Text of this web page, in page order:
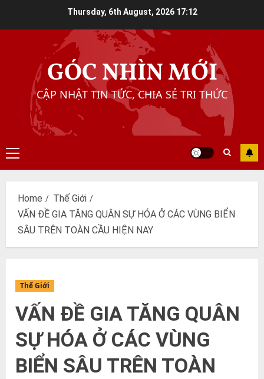
Thursday, 6th August, 2026 17:12
GÓC NHÌN MỚI
CẬP NHẬT TIN TỨC, CHIA SẺ TRI THỨC
Primary
Menu
Home
Thế Giới
VẤN ĐỀ GIA TĂNG QUÂN SỰ HÓA Ở CÁC VÙNG BIỂN
SÂU TRÊN TOÀN CẦU HIỆN NAY
Thế Giới
VẤN ĐỀ GIA TĂNG QUÂN
SỰ HÓA Ở CÁC VÙNG
BIỂN SÂU TRÊN TOÀN